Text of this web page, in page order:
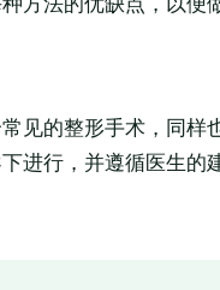
见的整形手术，同样
进行，并遵循医生的